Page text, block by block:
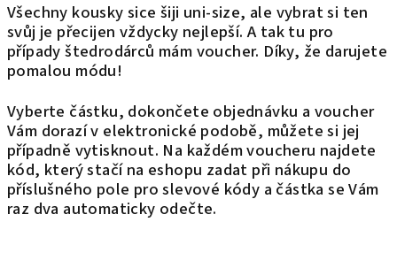
Všechny kousky sice šiji uni-size, ale vybrat si ten
svůj je přecijen vždycky nejlepší. A tak tu pro
případy štedrodárců mám voucher. Díky, že darujete
pomalou módu!
Vyberte částku, dokončete objednávku a voucher
Vám dorazí v elektronické podobě, můžete si jej
případně vytisknout. Na každém voucheru najdete
kód, který stačí na eshopu zadat při nákupu do
příslušného pole pro slevové kódy a částka se Vám
raz dva automaticky odečte.